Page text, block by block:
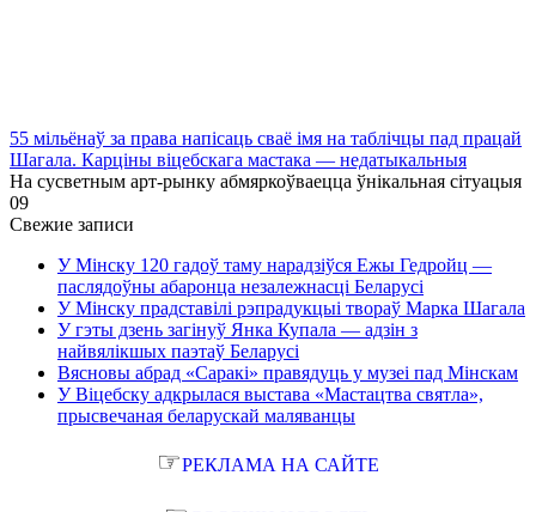
55 мільёнаў за права напісаць сваё імя на таблічцы пад працай
Шагала. Карціны віцебскага мастака — недатыкальныя
На сусветным арт-рынку абмяркоўваецца ўнікальная сітуацыя
09
Свежие записи
У Мінску 120 гадоў таму нарадзіўся Ежы Гедройц —
паслядоўны абаронца незалежнасці Беларусі
У Мінску прадставілі рэпрадукцыі твораў Марка Шагала
У гэты дзень загінуў Янка Купала — адзін з
найвялікшых паэтаў Беларусі
Вясновы абрад «Саракі» правядуць у музеі пад Мінскам
У Віцебску адкрылася выстава «Мастацтва святла»,
прысвечаная беларускай маляванцы
☞РЕКЛАМА НА САЙТЕ